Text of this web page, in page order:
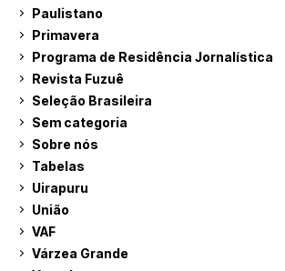
Paulistano
Primavera
Programa de Residência Jornalística
Revista Fuzuê
Seleção Brasileira
Sem categoria
Sobre nós
Tabelas
Uirapuru
União
VAF
Várzea Grande